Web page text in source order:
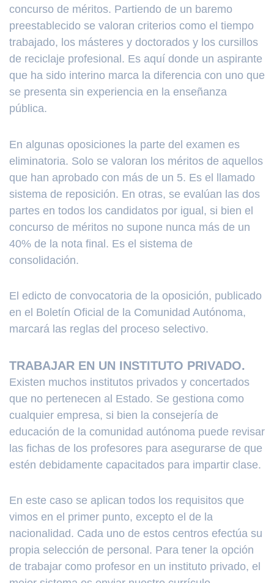
concurso de méritos. Partiendo de un baremo
preestablecido se valoran criterios como el tiempo
trabajado, los másteres y doctorados y los cursillos
de reciclaje profesional. Es aquí donde un aspirante
que ha sido interino marca la diferencia con uno que
se presenta sin experiencia en la enseñanza
pública.
En algunas oposiciones la parte del examen es
eliminatoria. Solo se valoran los méritos de aquellos
que han aprobado con más de un 5. Es el llamado
sistema de reposición. En otras, se evalúan las dos
partes en todos los candidatos por igual, si bien el
concurso de méritos no supone nunca más de un
40% de la nota final. Es el sistema de
consolidación.
El edicto de convocatoria de la oposición, publicado
en el Boletín Oficial de la Comunidad Autónoma,
marcará las reglas del proceso selectivo.
TRABAJAR EN UN INSTITUTO PRIVADO.
Existen muchos institutos privados y concertados
que no pertenecen al Estado. Se gestiona como
cualquier empresa, si bien la consejería de
educación de la comunidad autónoma puede revisar
las fichas de los profesores para asegurarse de que
estén debidamente capacitados para impartir clase.
En este caso se aplican todos los requisitos que
vimos en el primer punto, excepto el de la
nacionalidad. Cada uno de estos centros efectúa su
propia selección de personal. Para tener la opción
de trabajar como profesor en un instituto privado, el